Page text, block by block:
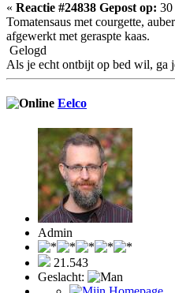
« Reactie #24838 Gepost op: 30
Tomatensaus met courgette,
afgewerkt met geraspte kaas.
Gelogd
Als je echt ontbijt op bed wil, ga
Eelco
Admin
21.543
Geslacht: